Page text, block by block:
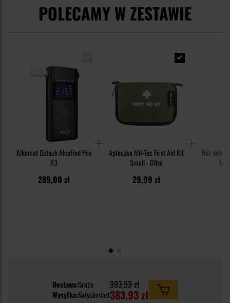
POLECAMY W ZESTAWIE
Alkomat Datech AlcoFind Pro
X3
289,00 zł
Apteczka Mil-Tec First Aid Kit
Small - Olive
29,99 zł
Nóż
Tec
Dostawa:Gratis
Wysyłka:Natychmiast
393,93 zł
383,93 zł